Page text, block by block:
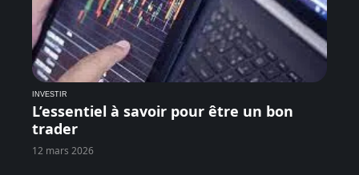
INVESTIR
L’essentiel à savoir pour être un bon
trader
12 mars 2026